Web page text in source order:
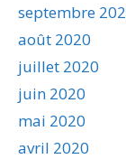
septembre
août 2020
juillet 2020
juin 2020
mai 2020
avril 2020